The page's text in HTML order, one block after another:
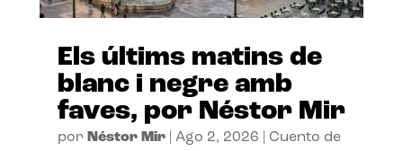
Els últims matins de
blanc i negre amb
faves, por Néstor Mir
por Néstor Mir| Ago 2, 2026
Cuento de